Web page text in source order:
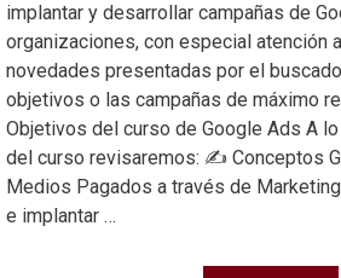
implantar y desarrollar campañas de
organizaciones, con especial atención
novedades presentadas por el
objetivos o las campañas de máximo
Objetivos del curso de Google Ads A
del curso revisaremos: ✍️ Conceptos
Medios Pagados a través de
e implantar …